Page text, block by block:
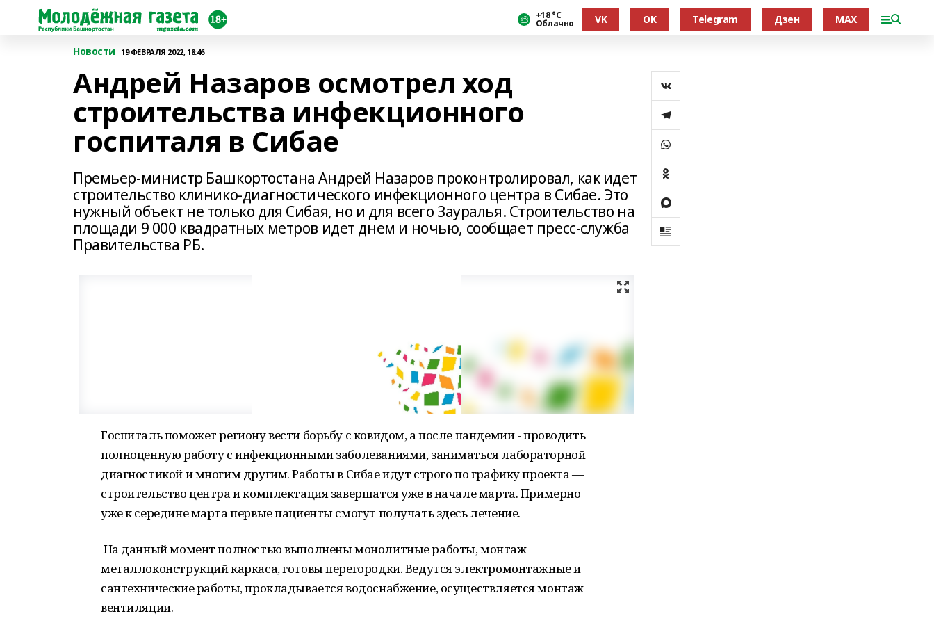
+18 °С
Облачно VK OK Telegram Дзен MAX
Новости 19 ФЕВРАЛЯ 2022, 18:46
Андрей Назаров осмотрел ход
строительства инфекционного
госпиталя в Сибае
Премьер-министр Башкортостана Андрей Назаров проконтролировал, как идет
строительство клинико-диагностического инфекционного центра в Сибае. Это
нужный объект не только для Сибая, но и для всего Зауралья. Строительство на
площади 9 000 квадратных метров идет днем и ночью, сообщает пресс-служба
Правительства РБ.
Госпиталь поможет региону вести борьбу с ковидом, а после пандемии - проводить
полноценную работу с инфекционными заболеваниями, заниматься лабораторной
диагностикой и многим другим. Работы в Сибае идут строго по графику проекта —
строительство центра и комплектация завершатся уже в начале марта. Примерно
уже к середине марта первые пациенты смогут получать здесь лечение.
На данный момент полностью выполнены монолитные работы, монтаж
металлоконструкций каркаса, готовы перегородки. Ведутся электромонтажные и
сантехнические работы, прокладывается водоснабжение, осуществляется монтаж
вентиляции.